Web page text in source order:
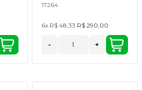
17264
6x R$ 48,33 R$ 290,00
- +